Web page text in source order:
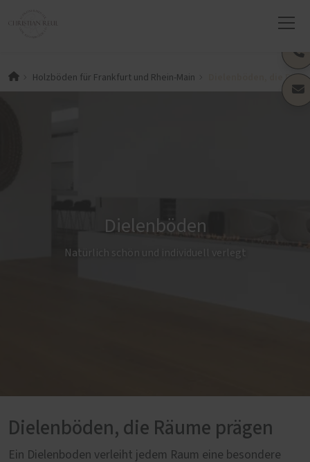
Holzböden für Frankfurt und Rhein-Main Dielenböden, die
Dielenböden
Natürlich schön und individuell verlegt
Dielenböden, die Räume prägen
Ein Dielenboden verleiht jedem Raum eine besondere